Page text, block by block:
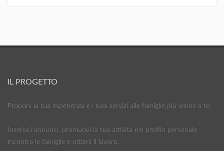
IL PROGETTO
Proponi la tua esperienza e i tuoi servizi alle famiglie più vicine a te.
Inserisci annunci, promuovi la tua attività nel profilo personale,
incontra le famiglie e ottieni il lavoro.